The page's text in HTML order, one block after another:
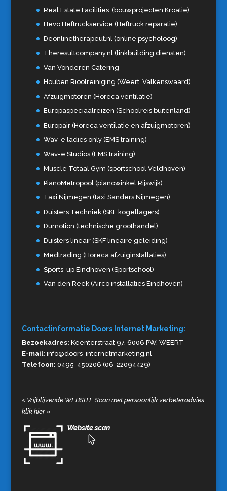
Real Estate Facilities (bouwprojecten Kroatie)
Hevo Heftruckservice (Heftruck reparatie)
Deonlinetherapeut.nl (online psycholoog)
Theresultcompany.nl (linkbuilding diensten)
Van Vonderen Catering
Houben Rioolreiniging (Weert, Valkenswaard)
Afzuigmotoren (Horeca ventilatie)
Europaspeciaalreizen (Schoolreis buitenland)
Europair (Horeca ventilatie en afzuigmotoren)
Wav-e ladies only (EMS training)
Wav-e Studios (EMS training)
Muscle Totaal Gym (sportschool Veldhoven)
PianoMetropool (pianowinkel Rijswijk)
Taxi Nijmegen (taxi Sanders Nijmegen)
Duisters Techniek (SKF kogellagers)
Dumotion (technische groothandel)
Duisters lineair (SKF lineaire geleiding)
Medtrading (Horeca afzuiginstallaties)
Sports-up Eindhoven (Sportschool)
Van den Reek (Airco installaties Eindhoven)
Contactinformatie Doors Internet Marketing:
Bezoekadres: Keenterstraat 97, 6006 PW, WEERT
E-mail: info@doors-internetmarketing.nl
Telefoon: 0495-450206 (06-22094429)
« Vrijblijvende WEBSITE Scan met persoonlijk verbeteradvies
klik hier»